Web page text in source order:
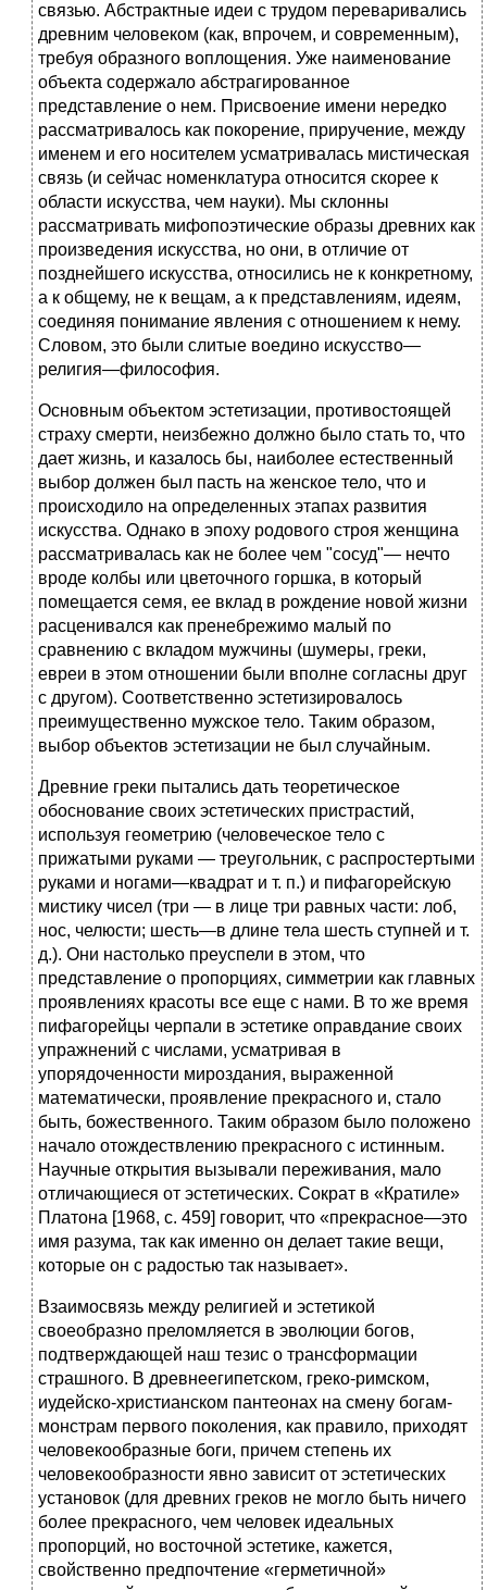
связью. Абстрактные идеи с трудом переваривались
древним человеком (как, впрочем, и современным),
требуя образного воплощения. Уже наименование
объекта содержало абстрагированное
представление о нем. Присвоение имени нередко
рассматривалось как покорение, приручение, между
именем и его носителем усматривалась мистическая
связь (и сейчас номенклатура относится скорее к
области искусства, чем науки). Мы склонны
рассматривать мифопоэтические образы древних как
произведения искусства, но они, в отличие от
позднейшего искусства, относились не к конкретному,
а к общему, не к вещам, а к представлениям, идеям,
соединяя понимание явления с отношением к нему.
Словом, это были слитые воедино искусство—
религия—философия.
Основным объектом эстетизации, противостоящей
страху смерти, неизбежно должно было стать то, что
дает жизнь, и казалось бы, наиболее естественный
выбор должен был пасть на женское тело, что и
происходило на определенных этапах развития
искусства. Однако в эпоху родового строя женщина
рассматривалась как не более чем "сосуд"— нечто
вроде колбы или цветочного горшка, в который
помещается семя, ее вклад в рождение новой жизни
расценивался как пренебрежимо малый по
сравнению с вкладом мужчины (шумеры, греки,
евреи в этом отношении были вполне согласны друг
с другом). Соответственно эстетизировалось
преимущественно мужское тело. Таким образом,
выбор объектов эстетизации не был случайным.
Древние греки пытались дать теоретическое
обоснование своих эстетических пристрастий,
используя геометрию (человеческое тело с
прижатыми руками — треугольник, с распростертыми
руками и ногами—квадрат и т. п.) и пифагорейскую
мистику чисел (три — в лице три равных части: лоб,
нос, челюсти; шесть—в длине тела шесть ступней и т.
д.). Они настолько преуспели в этом, что
представление о пропорциях, симметрии как главных
проявлениях красоты все еще с нами. В то же время
пифагорейцы черпали в эстетике оправдание своих
упражнений с числами, усматривая в
упорядоченности мироздания, выраженной
математически, проявление прекрасного и, стало
быть, божественного. Таким образом было положено
начало отождествлению прекрасного с истинным.
Научные открытия вызывали переживания, мало
отличающиеся от эстетических. Сократ в «Кратиле»
Платона [1968, с. 459] говорит, что «прекрасное—это
имя разума, так как именно он делает такие вещи,
которые он с радостью так называет».
Взаимосвязь между религией и эстетикой
своеобразно преломляется в эволюции богов,
подтверждающей наш тезис о трансформации
страшного. В древнеегипетском, греко-римском,
иудейско-христианском пантеонах на смену богам-
монстрам первого поколения, как правило, приходят
человекообразные боги, причем степень их
человекообразности явно зависит от эстетических
установок (для древних греков не могло быть ничего
более прекрасного, чем человек идеальных
пропорций, но восточной эстетике, кажется,
свойственно предпочтение «герметичной»